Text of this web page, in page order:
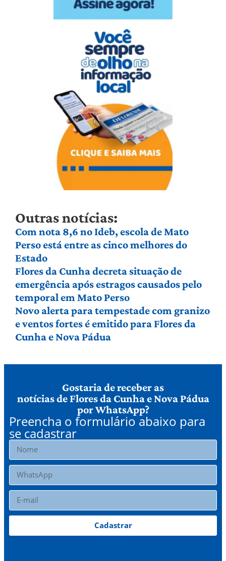
Outras notícias:
Com nota 8,6 no Ideb, escola de Mato
Perso está entre as cinco melhores do
Estado
Flores da Cunha decreta situação de
emergência após estragos causados pelo
temporal em Mato Perso
Novo alerta para tempestade com granizo
e ventos fortes é emitido para Flores da
Cunha e Nova Pádua
Gostaria de receber as
notícias de Flores da Cunha e Nova Pádua
por WhatsApp?
Preencha o formulário abaixo para
se cadastrar
Cadastrar